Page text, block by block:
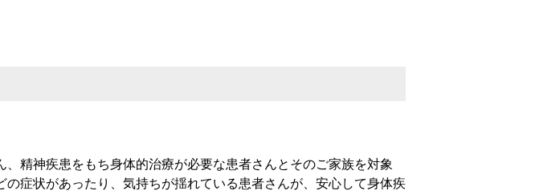
精神疾患をもち⾝体的治療が必要な患者さんとそのご家族を対象
症状があったり、気持ちが揺れている患者さんが、安⼼して⾝体疾